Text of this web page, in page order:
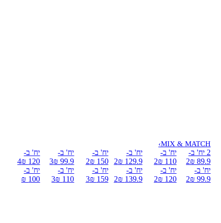
MIX & MATCH
›
2 יח' ב-
89.9 ₪
2
יח' ב-
99.9 ₪
2
יח' ב-
110 ₪
2
יח' ב-
120 ₪
2
יח' ב-
129.9 ₪
2
יח' ב-
139.9 ₪
2
יח' ב-
150 ₪
2
יח' ב-
159 ₪
3
יח' ב-
99.9 ₪
3
יח' ב-
110 ₪
3
יח' ב-
120 ₪
4
יח' ב-
100 ₪